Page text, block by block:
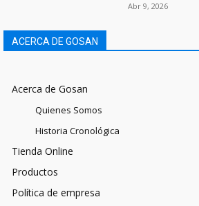
Abr 9, 2026
ACERCA DE GOSAN
Acerca de Gosan
Quienes Somos
Historia Cronológica
Tienda Online
Productos
Política de empresa